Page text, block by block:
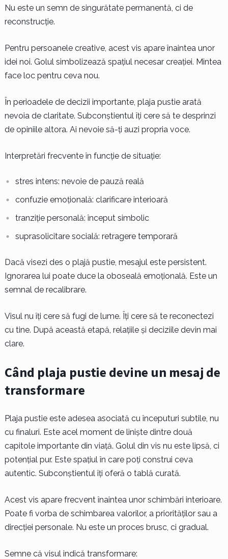
Nu este un semn de singurătate permanentă, ci de
reconstrucție.
Pentru persoanele creative, acest vis apare înaintea unor
idei noi. Golul simbolizează spațiul necesar creației. Mintea
face loc pentru ceva nou.
În perioadele de decizii importante, plaja pustie arată
nevoia de claritate. Subconștientul îți cere să te desprinzi
de opiniile altora. Ai nevoie să-ți auzi propria voce.
Interpretări frecvente în funcție de situație:
stres intens: nevoie de pauză reală
confuzie emoțională: clarificare interioară
tranziție personală: început simbolic
suprasolicitare socială: retragere temporară
Dacă visezi des o plajă pustie, mesajul este persistent.
Ignorarea lui poate duce la oboseală emoțională. Este un
semnal de recalibrare.
Visul nu îți cere să fugi de lume. Îți cere să te reconectezi
cu tine. După această etapă, relațiile și deciziile devin mai
clare.
Când plaja pustie devine un mesaj de
transformare
Plaja pustie este adesea asociată cu începuturi subtile, nu
cu finaluri. Este acel moment de liniște dintre două
capitole importante din viață. Golul din vis nu este lipsă, ci
potențial pur. Este spațiul în care poți construi ceva
autentic. Subconștientul îți oferă o tablă curată.
Acest vis apare frecvent înaintea unor schimbări interioare.
Poate fi vorba de schimbarea valorilor, a priorităților sau a
direcției personale. Nu este un proces brusc, ci gradual.
Semne că visul indică transformare: